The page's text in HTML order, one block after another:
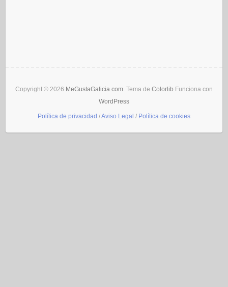
Copyright © 2026 MeGustaGalicia.com. Tema de Colorlib Funciona con
WordPress
Política de privacidad /Aviso Legal / Política de cookies